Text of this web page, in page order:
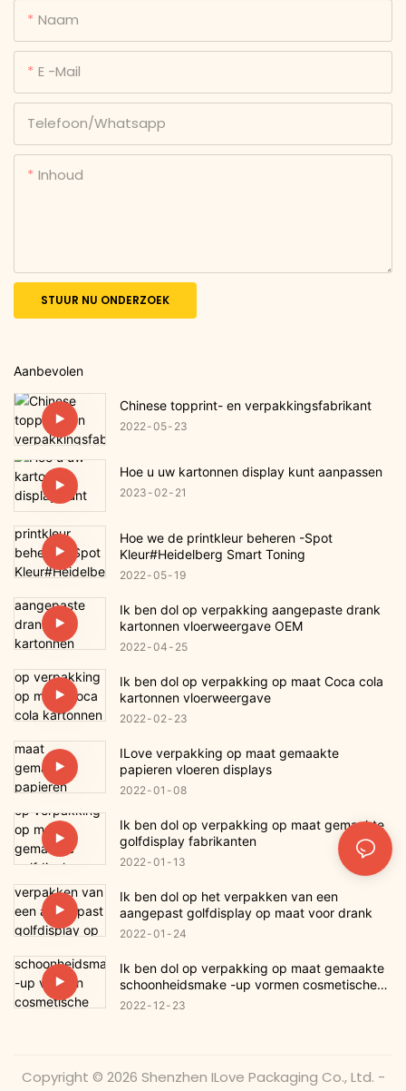
Naam
E -mail
Telefoon/whatsapp
Inhoud
STUUR NU ONDERZOEK
Aanbevolen
Chinese topprint- en verpakkingsfabrikant
2022 05 23
Hoe u uw kartonnen display kunt aanpassen
2023 02 21
Hoe we de printkleur beheren -Spot
Kleur#Heidelberg Smart Toning
2022 05 19
Ik ben dol op verpakking aangepaste drank
kartonnen vloerweergave OEM
2022 04 25
Ik ben dol op verpakking op maat Coca cola
kartonnen vloerweergave
2022 02 23
ILove verpakking op maat gemaakte
papieren vloeren displays
2022 01 08
Ik ben dol op verpakking op maat gemaakte
golfdisplay fabrikanten
2022 01 13
Ik ben dol op het verpakken van een
aangepast golfdisplay op maat voor drank
2022 01 24
Ik ben dol op verpakking op maat gemaakte
schoonheidsmake -up vormen cosmetische
huidverzorging wimper lippenstift lip gloss
2022 12 23
Copyright © 2026 Shenzhen ILove Packaging Co., Ltd. -